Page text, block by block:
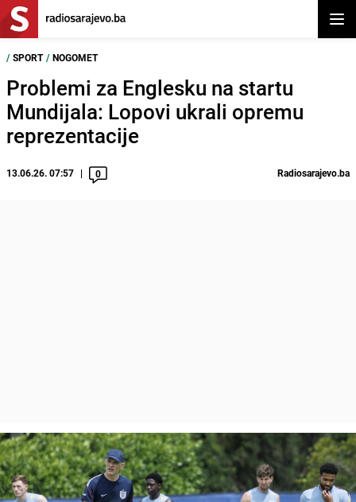
/ SPORT / NOGOMET
Problemi za Englesku na startu
Mundijala: Lopovi ukrali opremu
reprezentacije
13.06.26. 07:57 0 Radiosarajevo.ba